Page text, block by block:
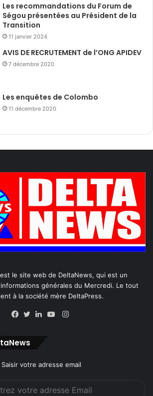
Les recommandations du Forum de
Ségou présentées au Président de la
Transition
11 janvier 2024
AVIS DE RECRUTEMENT de l’ONG APIDEV
7 décembre 2020
Les enquêtes de Colombo
11 décembre 2020
le site web de DeltaNews, qui est un
générales du Mercredi. Le tout
à la société mère DeltaPress.
Instagram
Saisir votre adresse email